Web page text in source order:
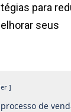
para
seus
de